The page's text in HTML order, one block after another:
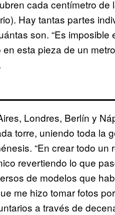
cada centímetro
Hay tantas partes
son. “Es imposible
esta pieza de un
Londres, Berlín y
torre, uniendo toda la
“En crear todo un
revertiendo lo que
de modelos que
me hizo tomar fotos
a través de